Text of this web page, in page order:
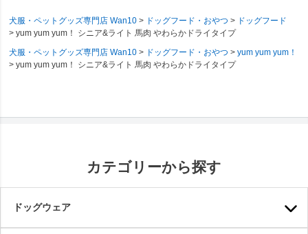
犬服・ペットグッズ専門店 Wan10 ドッグフード・おやつ
ドッグフード
yum yum yum！ シニア&ライト 馬肉 やわらかドライタイプ
犬服・ペットグッズ専門店 Wan10
ドッグフード・おやつ
yum yum yum！
yum yum yum！ シニア&ライト 馬肉 やわらかドライタイプ
カテゴリーから探す
ドッグウェア